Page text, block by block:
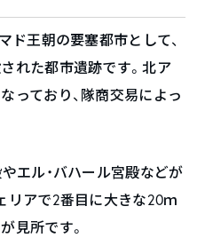
ド王朝の要塞都市として、
れた都市遺跡です。北ア
っており、隊商交易によっ
エル・バハール宮殿などが
リアで2番目に大きな20ｍ
見所です。